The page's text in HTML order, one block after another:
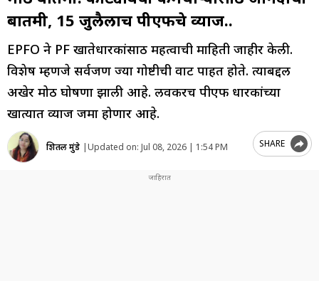
बातमी, 15 जुलैलाच पीएफचे व्याज..
EPFO ने PF खातेधारकांसाठी महत्वाची माहिती जाहीर केली.
विशेष म्हणजे सर्वजण ज्या गोष्टीची वाट पाहत होते. त्याबद्दल
अखेर मोठी घोषणा झाली आहे. लवकरच पीएफ धारकांच्या
खात्यात व्याज जमा होणार आहे.
शितल मुंडे |Updated on: Jul 08, 2026 | 1:54 PM SHARE